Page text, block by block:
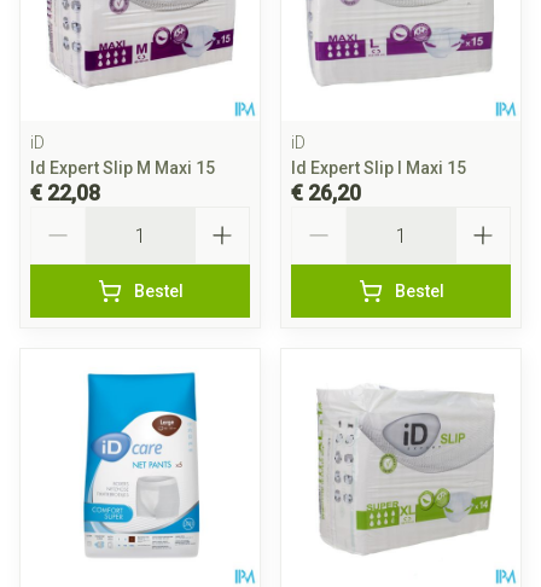
iD
Id Expert Slip M Maxi 15
€ 22,08
Bestel
iD
Id Expert Slip l Maxi 15
€ 26,20
Bestel